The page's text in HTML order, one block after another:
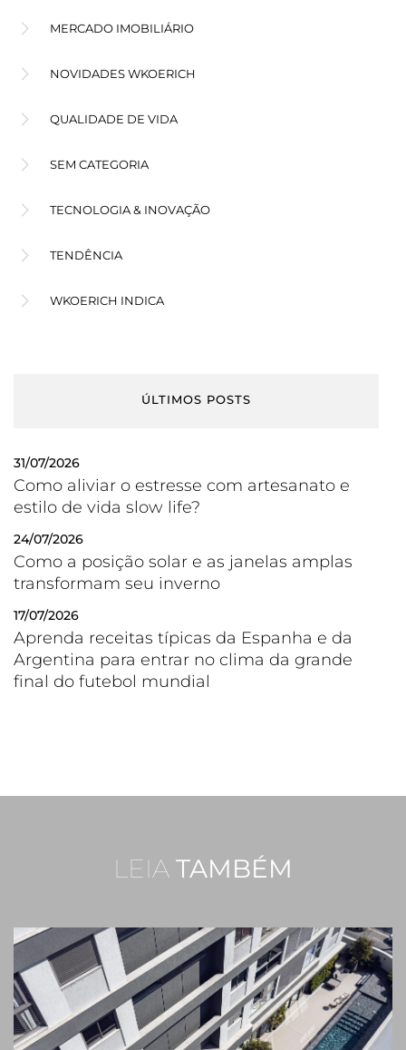
MERCADO IMOBILIÁRIO
NOVIDADES WKOERICH
QUALIDADE DE VIDA
SEM CATEGORIA
TECNOLOGIA & INOVAÇÃO
TENDÊNCIA
WKOERICH INDICA
ÚLTIMOS POSTS
31/07/2026
Como aliviar o estresse com artesanato e
estilo de vida slow life?
24/07/2026
Como a posição solar e as janelas amplas
transformam seu inverno
17/07/2026
Aprenda receitas típicas da Espanha e da
Argentina para entrar no clima da grande
final do futebol mundial
LEIA TAMBÉM